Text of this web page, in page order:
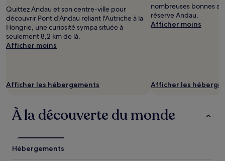
Quittez Andau et son centre-ville pour
découvrir Pont d'Andau reliant l'Autriche à la
Hongrie, une curiosité sympa située à
seulement 8,2 km de là.
Afficher moins
Afficher les hébergements
nombreuses bonnes
réserve Andau.
Afficher moins
Afficher les
À la découverte du monde
Hébergements